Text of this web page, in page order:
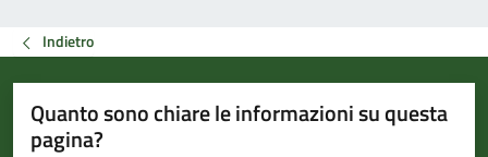
Indietro
Quanto sono chiare le informazioni su questa
pagina?